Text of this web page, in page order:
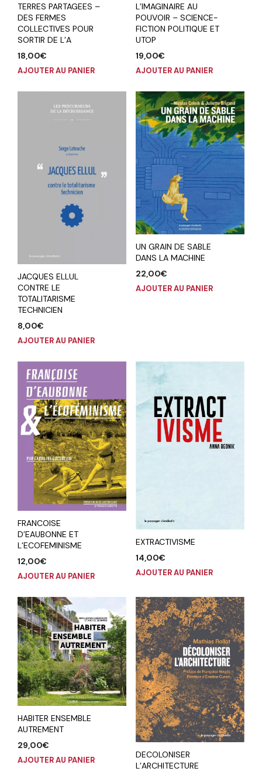
TERRES PARTAGEES –
DES FERMES
COLLECTIVES POUR
SORTIR DE L’A
18,00€
AJOUTER AU PANIER
L’IMAGINAIRE AU
POUVOIR – SCIENCE-
FICTION POLITIQUE ET
UTOP
19,00€
AJOUTER AU PANIER
JACQUES ELLUL
CONTRE LE
TOTALITARISME
TECHNICIEN
8,00€
AJOUTER AU PANIER
UN GRAIN DE SABLE
DANS LA MACHINE
22,00€
AJOUTER AU PANIER
FRANCOISE
D’EAUBONNE ET
L’ECOFEMINISME
12,00€
AJOUTER AU PANIER
EXTRACTIVISME
14,00€
AJOUTER AU PANIER
HABITER ENSEMBLE
AUTREMENT
29,00€
AJOUTER AU PANIER
DECOLONISER
L’ARCHITECTURE